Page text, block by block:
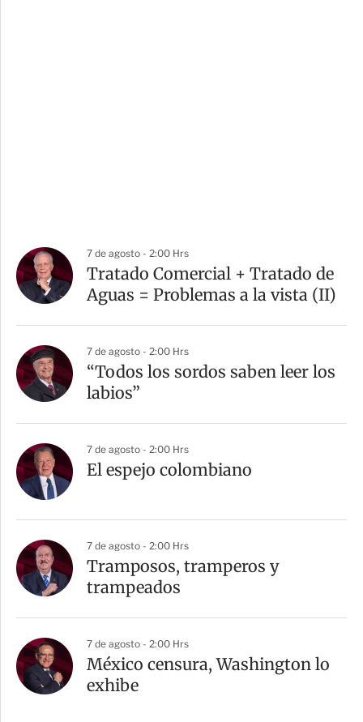
7 de agosto - 2:00 Hrs
Tratado Comercial + Tratado de
Aguas = Problemas a la vista (II)
7 de agosto - 2:00 Hrs
“Todos los sordos saben leer los
labios”
7 de agosto - 2:00 Hrs
El espejo colombiano
7 de agosto - 2:00 Hrs
Tramposos, tramperos y
trampeados
7 de agosto - 2:00 Hrs
México censura, Washington lo
exhibe